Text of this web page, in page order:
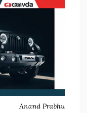
Anand Prabhu